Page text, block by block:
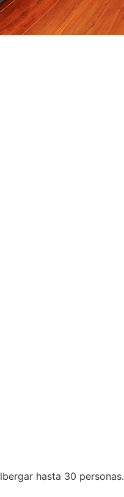
hasta 30 personas.